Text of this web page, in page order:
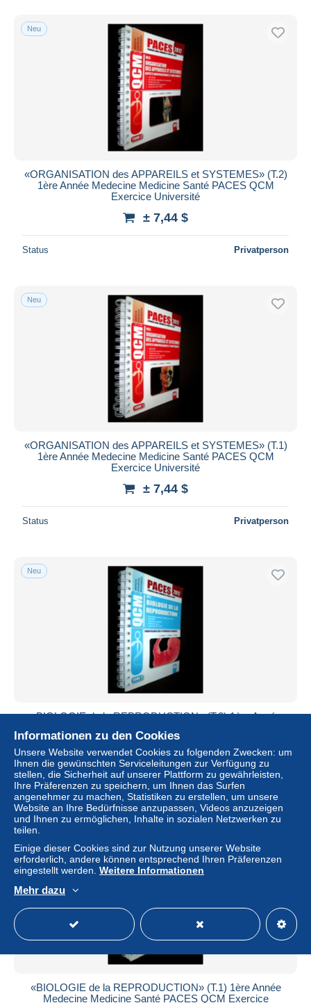
Neu
«ORGANISATION des APPAREILS et SYSTEMES» (T.2)
1ère Année Medecine Medicine Santé PACES QCM
Exercice Université
± 7,44 $
Status Privatperson
Neu
«ORGANISATION des APPAREILS et SYSTEMES» (T.1)
1ère Année Medecine Medicine Santé PACES QCM
Exercice Université
± 7,44 $
Status Privatperson
Neu
«BIOLOGIE de la REPRODUCTION» (T.2) 1ère Année
Université
± 7,44 $
Status Privatperson
«BIOLOGIE de la REPRODUCTION» (T.1) 1ère Année
Medecine Medicine Santé PACES QCM Exercice
Informationen zu den Cookies
Unsere Website verwendet Cookies zu folgenden Zwecken: um
Ihnen die gewünschten Serviceleitungen zur Verfügung zu
stellen, die Sicherheit auf unserer Plattform zu gewährleisten,
Ihre Präferenzen zu speichern, um Ihnen das Surfen
angenehmer zu machen, Statistiken zu erstellen, um unsere
Website an Ihre Bedürfnisse anzupassen, Videos anzuzeigen
und Ihnen zu ermöglichen, Inhalte in sozialen Netzwerken zu
teilen.
Einige dieser Cookies sind zur Nutzung unserer Website
erforderlich, andere können entsprechend Ihren Präferenzen
eingestellt werden. Weitere Informationen
Mehr dazu